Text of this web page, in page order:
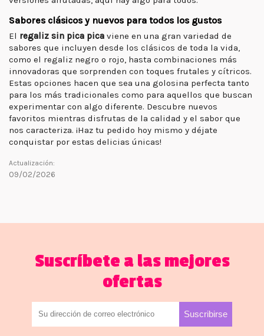
Sabores clásicos y nuevos para todos los gustos
El regaliz sin pica pica viene en una gran variedad de
sabores que incluyen desde los clásicos de toda la vida,
como el regaliz negro o rojo, hasta combinaciones más
innovadoras que sorprenden con toques frutales y cítricos.
Estas opciones hacen que sea una golosina perfecta tanto
para los más tradicionales como para aquellos que buscan
experimentar con algo diferente. Descubre nuevos
favoritos mientras disfrutas de la calidad y el sabor que
nos caracteriza. ¡Haz tu pedido hoy mismo y déjate
conquistar por estas delicias únicas!
Actualización:
09/02/2026
Suscríbete a las mejores
ofertas